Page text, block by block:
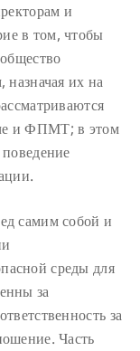
и
в том, чтобы
назначая их на
и ФПМТ; в этом
самим собой и
среды для
за
за
Часть